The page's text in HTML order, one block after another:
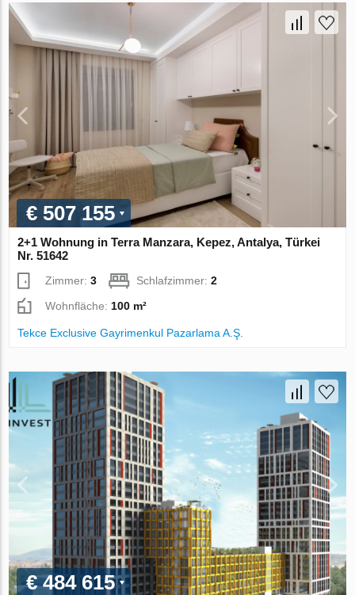
€ 507 155
2+1 Wohnung in Terra Manzara, Kepez, Antalya, Türkei
Nr. 51642
Zimmer:3 Schlafzimmer:2
Wohnfläche: 100 m²
Tekce Exclusive Gayrimenkul Pazarlama A.Ş.
€ 484 615